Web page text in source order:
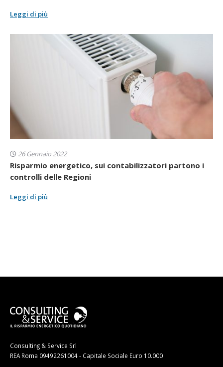
Leggi di più
26 Gennaio 2022
Risparmio energetico, sui contabilizzatori partono i
controlli delle Regioni
Leggi di più
Consulting & Service Srl
REA Roma 09492261004 - Capitale Sociale Euro 10.000